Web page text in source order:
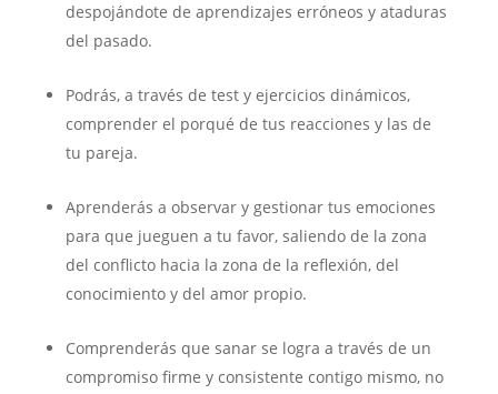
despojándote de aprendizajes erróneos y ataduras
del pasado.
Podrás, a través de test y ejercicios dinámicos,
comprender el porqué de tus reacciones y las de
tu pareja.
Aprenderás a observar y gestionar tus emociones
para que jueguen a tu favor, saliendo de la zona
del conflicto hacia la zona de la reflexión, del
conocimiento y del amor propio.
Comprenderás que sanar se logra a través de un
compromiso firme y consistente contigo mismo, no